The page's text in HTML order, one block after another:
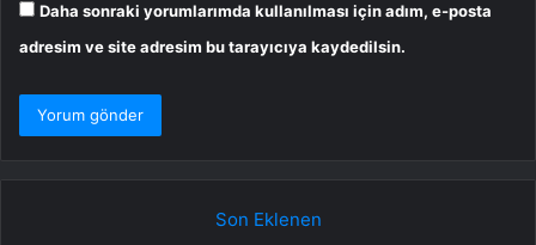
Daha sonraki yorumlarımda kullanılması için adım, e-posta
adresim ve site adresim bu tarayıcıya kaydedilsin.
Son Eklenen